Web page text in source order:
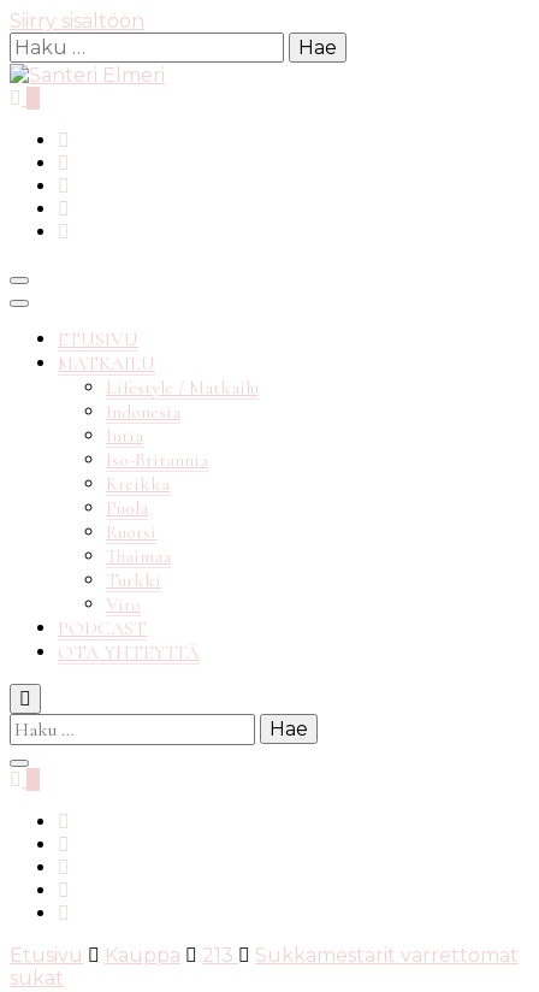
Siirry sisältöön
Haku:
Santeri
Elmeri
ETUSIVU
MATKAILU
Lifestyle / Matkailu
Indonesia
Intia
Iso-Britannia
Kreikka
Puola
Ruotsi
Thaimaa
Turkki
Viro
PODCAST
OTA YHTEYTTÄ
Haku:
Etusivu Kauppa 213
Sukkamestarit varrettomat
sukat